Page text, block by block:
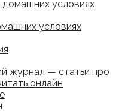
условиях
условиях
журнал — статьи про
онлайн